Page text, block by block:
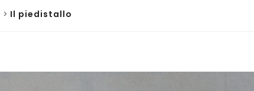
> Il piedistallo